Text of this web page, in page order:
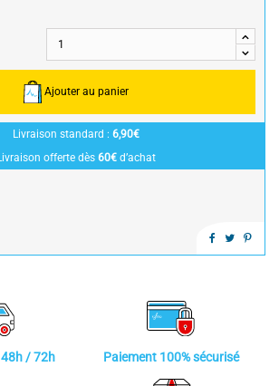
Ajouter au panier
Livraison standard : 6,90€
offerte dès 60€ d’achat
/ 72h Paiement 100% sécurisé